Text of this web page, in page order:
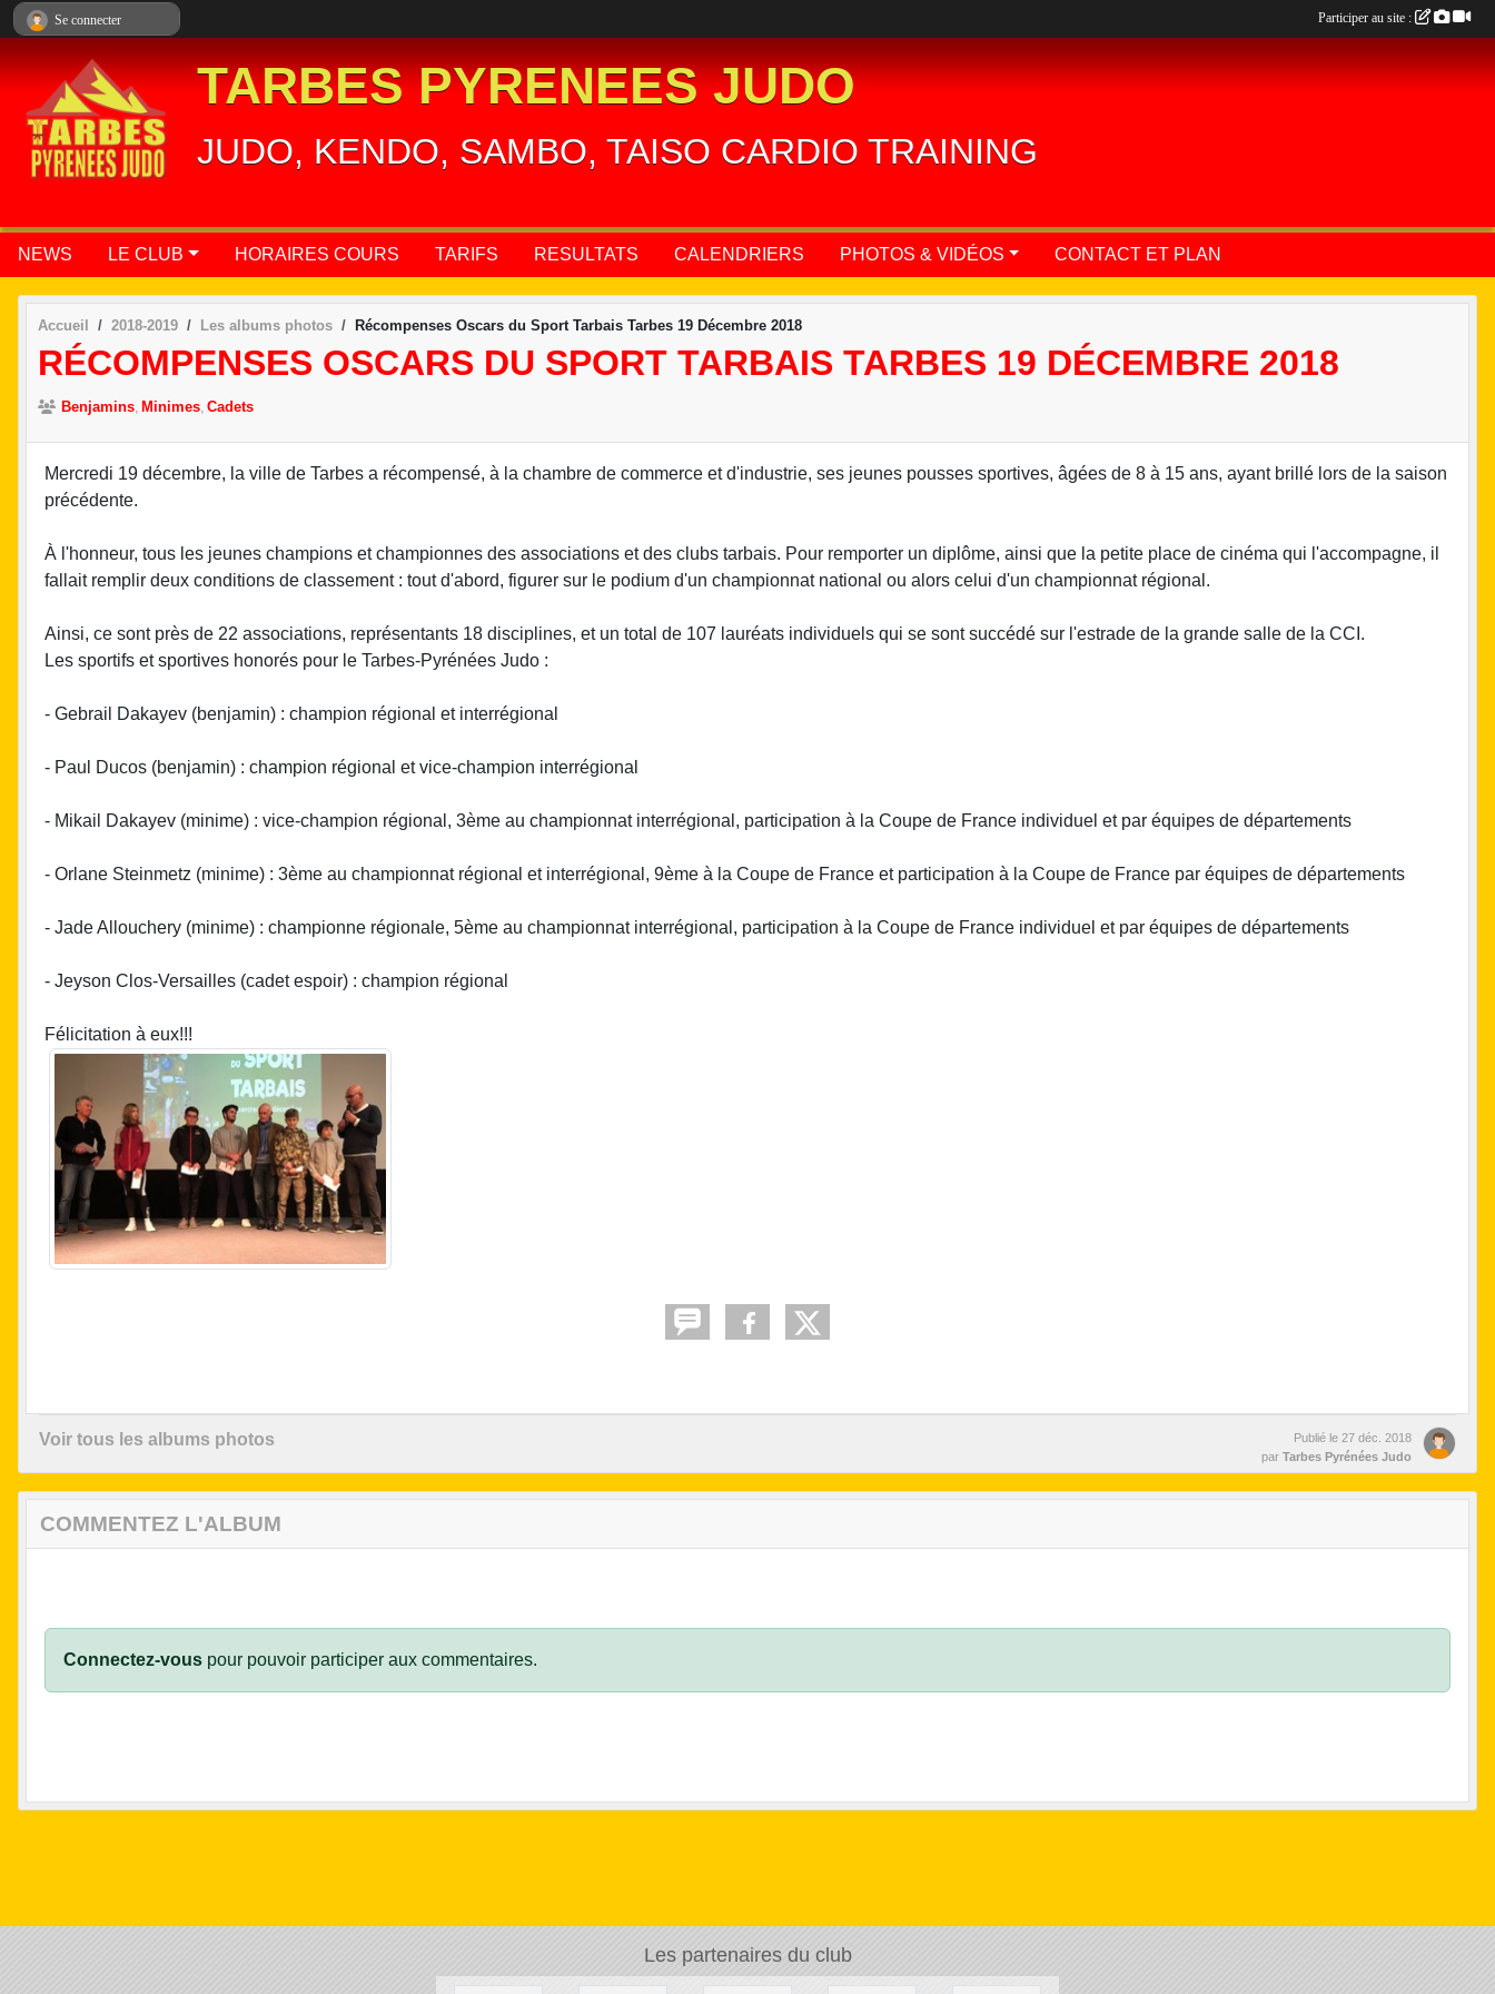
TARBES PYRENEES JUDO
JUDO, KENDO, SAMBO, TAISO CARDIO TRAINING
NEWS LE CLUB HORAIRES COURS TARIFS RESULTATS CALENDRIERS PHOTOS & VIDÉOS CONTACT ET PLAN
Accueil 2018-2019 Les albums photos Récompenses Oscars du Sport Tarbais Tarbes 19 Décembre 2018
RÉCOMPENSES OSCARS DU SPORT TARBAIS TARBES 19 DÉCEMBRE 2018
Benjamins Minimes Cadets
Mercredi 19 décembre, la ville de Tarbes a récompensé, à la chambre de commerce et d'industrie, ses jeunes pousses sportives, âgées de 8 à 15 ans, ayant brillé lors de la saison
précédente.
À l'honneur, tous les jeunes champions et championnes des associations et des clubs tarbais. Pour remporter un diplôme, ainsi que la petite place de cinéma qui l'accompagne, il
fallait remplir deux conditions de classement : tout d'abord, figurer sur le podium d'un championnat national ou alors celui d'un championnat régional.
Ainsi, ce sont près de 22 associations, représentants 18 disciplines, et un total de 107 lauréats individuels qui se sont succédé sur l'estrade de la grande salle de la CCI.
Les sportifs et sportives honorés pour le Tarbes-Pyrénées Judo :
- Gebrail Dakayev (benjamin) : champion régional et interrégional
- Paul Ducos (benjamin) : champion régional et vice-champion interrégional
- Mikail Dakayev (minime) : vice-champion régional, 3ème au championnat interrégional, participation à la Coupe de France individuel et par équipes de départements
- Orlane Steinmetz (minime) : 3ème au championnat régional et interrégional, 9ème à la Coupe de France et participation à la Coupe de France par équipes de départements
- Jade Allouchery (minime) : championne régionale, 5ème au championnat interrégional, participation à la Coupe de France individuel et par équipes de départements
- Jeyson Clos-Versailles (cadet espoir) : champion régional
Félicitation à eux!!!
Voir tous les albums photos Publié le 27 déc. 2018
par Tarbes Pyrénées Judo
COMMENTEZ L'ALBUM
Connectez-vous pour pouvoir participer aux commentaires.
Les partenaires du club
Se connecter Participer au site :
Panneau de gestion des cookies